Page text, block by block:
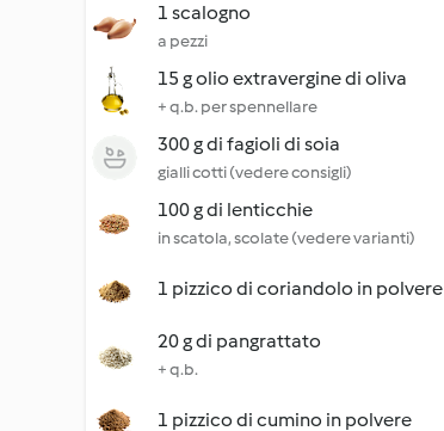
1 scalogno
a pezzi
15 g olio extravergine di oliva
+ q.b. per spennellare
300 g di fagioli di soia
gialli cotti (vedere consigli)
100 g di lenticchie
in scatola, scolate (vedere varianti)
1 pizzico di coriandolo in polvere
20 g di pangrattato
+ q.b.
1 pizzico di cumino in polvere